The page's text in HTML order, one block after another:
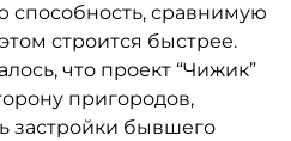
способность, сравнимую
строится быстрее.
что проект “Чижик”
пригородов,
застройки бывшего